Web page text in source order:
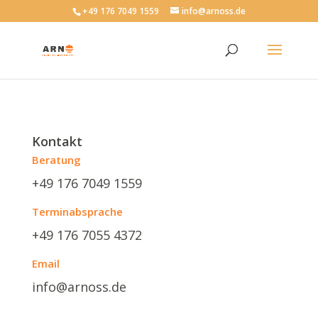
+49 176 7049 1559 info@arnoss.de
Kontakt
Beratung
+49 176 7049 1559
Terminabsprache
+49 176 7055 4372
Email
info@arnoss.de